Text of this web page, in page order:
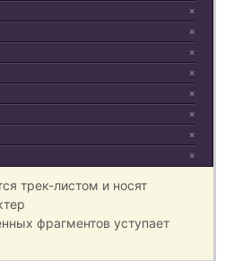
×
×
×
×
×
×
×
×
трек-листом и носят
фрагментов уступает